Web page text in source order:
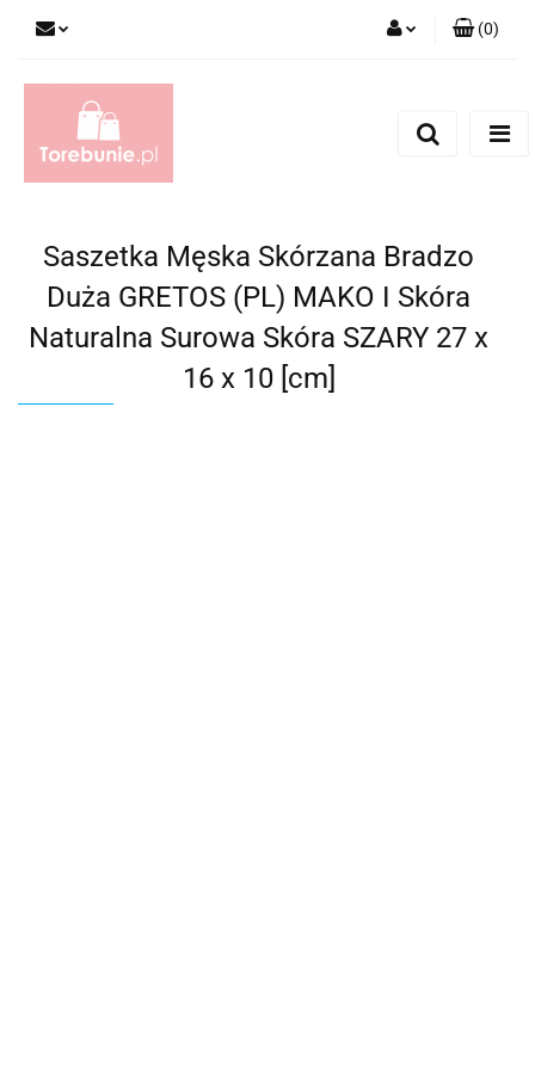
(0)
Saszetka Męska Skórzana Bradzo
Duża GRETOS (PL) MAKO I Skóra
Naturalna Surowa Skóra SZARY 27 x
16 x 10 [cm]